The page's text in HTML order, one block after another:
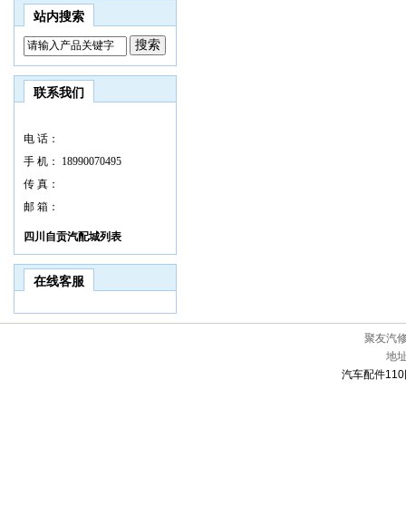
站内搜索
联系我们
电 话：
手 机：
18990070495
传 真：
邮 箱：
四川自贡汽配城列表
在线客服
聚友汽
地
汽车配件